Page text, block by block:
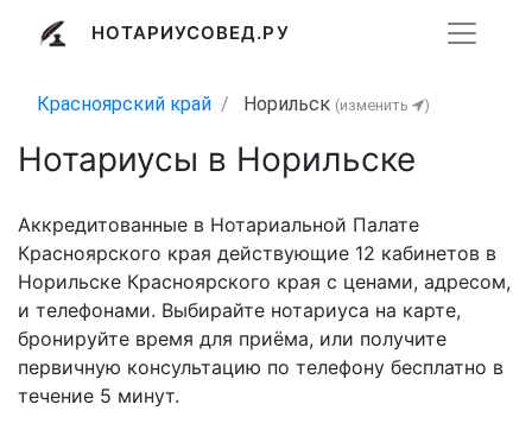
НОТАРИУСОВЕД.РУ
Красноярский край Норильск (изменить )
Нотариусы в Норильске
Аккредитованные в Нотариальной Палате
Красноярского края действующие 12 кабинетов в
Норильске Красноярского края с ценами, адресом,
и телефонами. Выбирайте нотариуса на карте,
бронируйте время для приёма, или получите
первичную консультацию по телефону бесплатно в
течение 5 минут.